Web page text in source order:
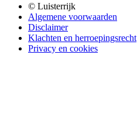
© Luisterrijk
Algemene voorwaarden
Disclaimer
Klachten en herroepingsrecht
Privacy en cookies